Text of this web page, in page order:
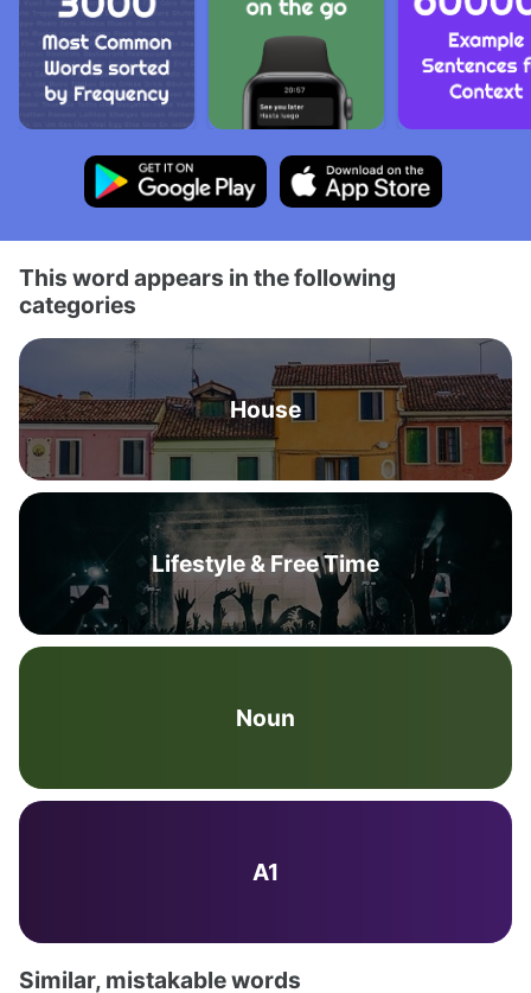
This word appears in the following
categories
House
Lifestyle & Free Time
Noun
A1
Similar, mistakable words